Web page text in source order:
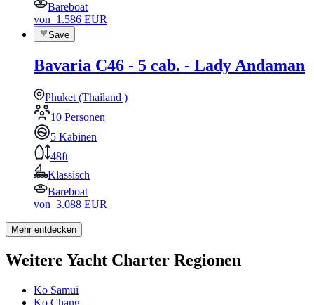
Bareboat
von 1.586 EUR
Save
Bavaria C46 - 5 cab. - Lady Andaman
Phuket (Thailand )
10 Personen
5 Kabinen
48ft
Klassisch
Bareboat
von 3.088 EUR
Mehr entdecken
Weitere Yacht Charter Regionen
Ko Samui